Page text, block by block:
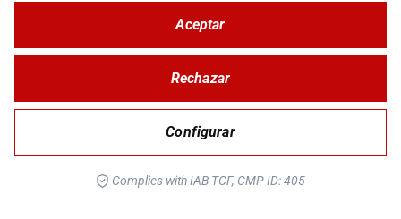
© Copyright 2026 Corver.es
DevelopedbyMOTTO
Configurar
Rechazar
Aceptar
Complies with IAB TCF, CMP ID: 405
Política de Privacidad y Cookies